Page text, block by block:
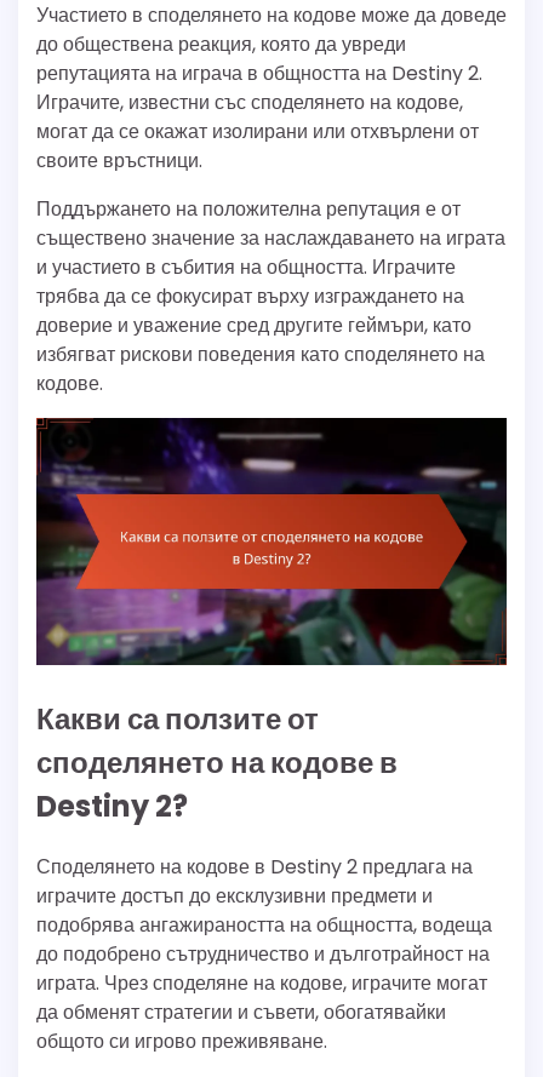
Участието в споделянето на кодове може да доведе
до обществена реакция, която да увреди
репутацията на играча в общността на Destiny 2.
Играчите, известни със споделянето на кодове,
могат да се окажат изолирани или отхвърлени от
своите връстници.
Поддържането на положителна репутация е от
съществено значение за наслаждаването на играта
и участието в събития на общността. Играчите
трябва да се фокусират върху изграждането на
доверие и уважение сред другите геймъри, като
избягват рискови поведения като споделянето на
кодове.
Какви са ползите от
споделянето на кодове в
Destiny 2?
Споделянето на кодове в Destiny 2 предлага на
играчите достъп до ексклузивни предмети и
подобрява ангажираността на общността, водеща
до подобрено сътрудничество и дълготрайност на
играта. Чрез споделяне на кодове, играчите могат
да обменят стратегии и съвети, обогатявайки
общото си игрово преживяване.